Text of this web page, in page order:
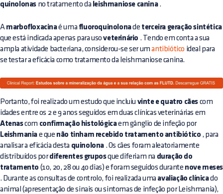
quinolonas no tratamento da leishmaniose canina.
A marbofloxacinaé uma fluoroquinolonade terceira geração sintética
que está indicada apenas para usoveterinário . Tendo em conta a sua
ampla atividade bacteriana, considerou-se ser umantibiótico ideal para
se testar a eficácia como tratamento da leishmaniose canina.
Portanto, foi realizado um estudo que incluiu vinte e quatro cães com
idades entre os 2 e 9 anos seguidos em duas clínicas veterinárias em
Atenascom confirmação histológicaem gânglio de infeção por
Leishmania e que não tinham recebido tratamento antibiótico , para
analisar a eficácia desta quinolona . Os cães foram aleatoriamente
distribuídos pordiferentes gruposque diferiam na duração do
tratamento (10, 20, 28 ou 40 dias) e foram seguidos durante nove meses
. Durante as consultas de controlo, foi realizada uma avaliação clínicado
animal (apresentação de sinais ou sintomas de infeção por Leishmania),